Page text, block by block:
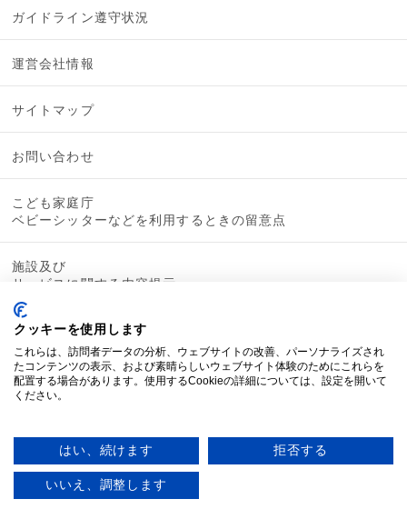
ガイドライン遵守状況
運営会社情報
サイトマップ
お問い合わせ
こども家庭庁
ベビーシッターなどを利用するときの留意点
施設及び
サービスに関する内容提示
© 2019 mamacoco
クッキーを使用します
これらは、訪問者データの分析、ウェブサイトの改善、パーソナライズされ
たコンテンツの表示、および素晴らしいウェブサイト体験のためにこれらを
配置する場合があります。使用するCookieの詳細については、設定を開いて
ください。
はい、続けます 拒否する
いいえ、調整します